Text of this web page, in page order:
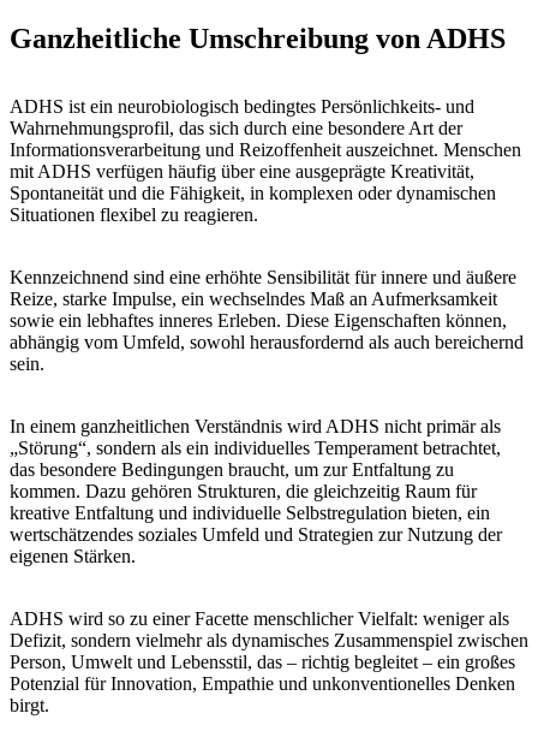
Ganzheitliche Umschreibung von ADHS
ADHS ist ein neurobiologisch bedingtes Persönlichkeits- und
Wahrnehmungsprofil, das sich durch eine besondere Art der
Informationsverarbeitung und Reizoffenheit auszeichnet. Menschen
mit ADHS verfügen häufig über eine ausgeprägte Kreativität,
Spontaneität und die Fähigkeit, in komplexen oder dynamischen
Situationen flexibel zu reagieren.
Kennzeichnend sind eine erhöhte Sensibilität für innere und äußere
Reize, starke Impulse, ein wechselndes Maß an Aufmerksamkeit
sowie ein lebhaftes inneres Erleben. Diese Eigenschaften können,
abhängig vom Umfeld, sowohl herausfordernd als auch bereichernd
sein.
In einem ganzheitlichen Verständnis wird ADHS nicht primär als
„Störung“, sondern als ein individuelles Temperament betrachtet,
das besondere Bedingungen braucht, um zur Entfaltung zu
kommen. Dazu gehören Strukturen, die gleichzeitig Raum für
kreative Entfaltung und individuelle Selbstregulation bieten, ein
wertschätzendes soziales Umfeld und Strategien zur Nutzung der
eigenen Stärken.
ADHS wird so zu einer Facette menschlicher Vielfalt: weniger als
Defizit, sondern vielmehr als dynamisches Zusammenspiel zwischen
Person, Umwelt und Lebensstil, das – richtig begleitet – ein großes
Potenzial für Innovation, Empathie und unkonventionelles Denken
birgt.